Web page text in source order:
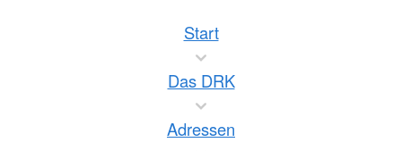
Start
Das DRK
Adressen